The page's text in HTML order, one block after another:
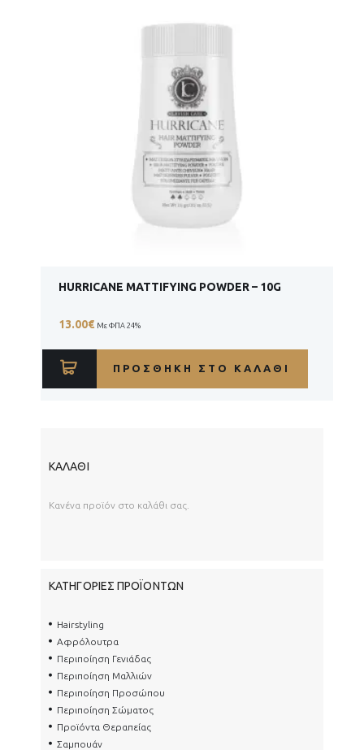
HURRICANE MATTIFYING POWDER – 10G
13.00€ Με ΦΠΑ 24%
ΠΡΟΣΘΉΚΗ ΣΤΟ ΚΑΛΆΘΙ
ΚΑΛΆΘΙ
Κανένα προϊόν στο καλάθι σας.
ΚΑΤΗΓΟΡΊΕΣ ΠΡΟΪΌΝΤΩΝ
Hairstyling
Αφρόλουτρα
Περιποίηση Γενιάδας
Περιποίηση Μαλλιών
Περιποίηση Προσώπου
Περιποίηση Σώματος
Προϊόντα Θεραπείας
Σαμπουάν